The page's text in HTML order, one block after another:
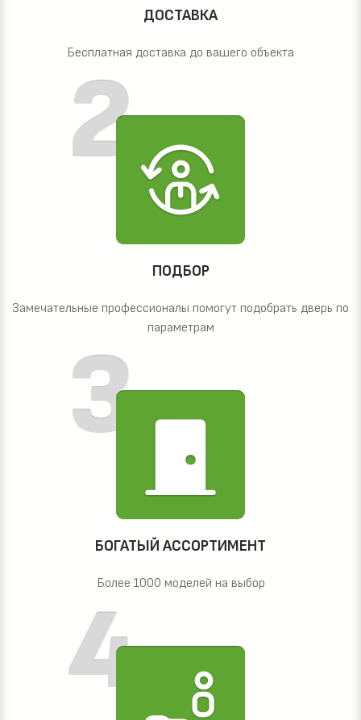
ДОСТАВКА
Бесплатная доставка до вашего объекта
ПОДБОР
Замечательные профессионалы помогут подобрать дверь по
параметрам
БОГАТЫЙ АССОРТИМЕНТ
Более 1000 моделей на выбор